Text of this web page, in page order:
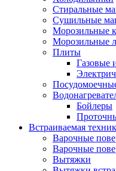
Аудио-
Стиральные
Сушильные
Морозильные
Морозильные
Плиты
Газовые
Бойлеры
Встраиваемая
Варочные
Варочные
Вытяжки